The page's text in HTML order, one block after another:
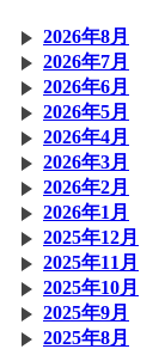
2026年8月
2026年7月
2026年6月
2026年5月
2026年4月
2026年3月
2026年2月
2026年1月
2025年12月
2025年11月
2025年10月
2025年9月
2025年8月